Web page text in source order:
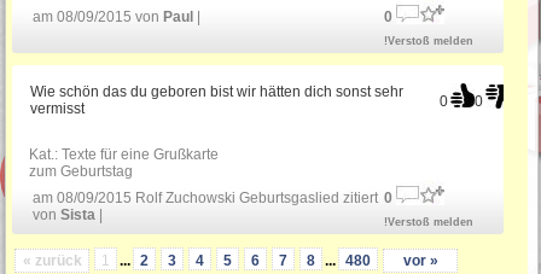
am 08/09/2015 von Paul 0
!Verstoß melden
0 0
Wie schön das du geboren bist wir hätten dich sonst sehr
vermisst
Kat.:Texte für eine Grußkarte
zum Geburtstag
am 08/09/2015 Rolf Zuchowski Geburtsgaslied zitiert
vonSista
0
!Verstoß melden
« zurück 1 ... 2 3 4 5 6 7 8 ... 480 vor »